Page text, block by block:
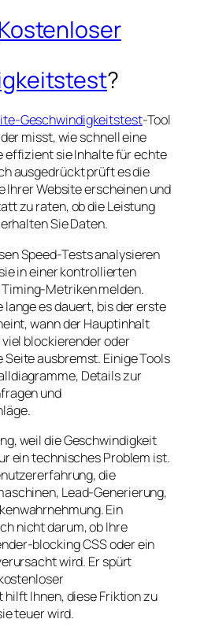
Kostenloser
?
Geschwindigkeitstest-Tool
misst, wie schnell eine
effizient sie Inhalte für echte
ausgedrückt prüft es die
Ihrer Website erscheinen und
zu raten, ob die Leistung
Sie Daten.
Speed-Tests analysieren
in einer kontrollierten
Metriken melden.
es dauert, bis der erste
wann der Hauptinhalt
blockierender oder
ausbremst. Einige Tools
Details zur
und
weil die Geschwindigkeit
ein technisches Problem ist.
die
Lead-Generierung,
Ein
nicht darum, ob Ihre
blocking CSS oder ein
wird. Er spürt
Ihnen, diese Friktion zu
teuer wird.